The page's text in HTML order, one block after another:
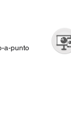
a-punto